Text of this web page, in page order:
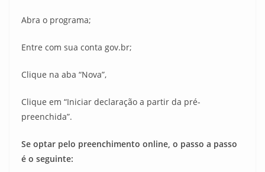
Abra o programa;
Entre com sua conta gov.br;
Clique na aba “Nova”,
Clique em “Iniciar declaração a partir da pré-
preenchida”.
Se optar pelo preenchimento online, o passo a passo
é o seguinte: